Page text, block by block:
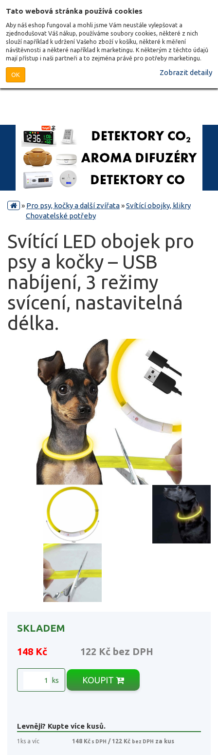
Tato webová stránka používá cookies
Aby náš eshop fungoval a mohli jsme Vám neustále vylepšovat a
zjednodušovat Váš nákup, používáme soubory cookies, některé z nich
slouží například k udržení Vašeho zboží v košíku, některé k měření
návštěvnosti a některé například k marketingu. K některým z těchto údajů
mají přístup i naši partneři a to zejména právě pro potřeby marketingu.
OK Zobrazit detaily
» Pro psy, kočky a další zvířata»Svítící obojky, klikry
Chovatelské potřeby
Svítící LED obojek pro
psy a kočky – USB
nabíjení, 3 režimy
svícení, nastavitelná
délka.
SKLADEM
148 Kč 122 Kč bez DPH
ks KOUPIT
Levněji? Kupte více kusů.
1ks a víc 148 Kč s DPH / 122 Kč bez DPH za kus